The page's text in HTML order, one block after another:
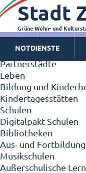
Zeitz - Die Kleinstadt
Willkommen in Zeitz!
Interview mit
Zeitz - Stadt der
Ortschaften
Partnerstädte
Leben
Bildung und
Kindertagesstätten
Schulen
Digitalpakt Schulen
Bibliotheken
Aus- und Fortbildung
Musikschulen
Außerschulische
Stadt
Grüne Wohn- und
NOTDIENSTE